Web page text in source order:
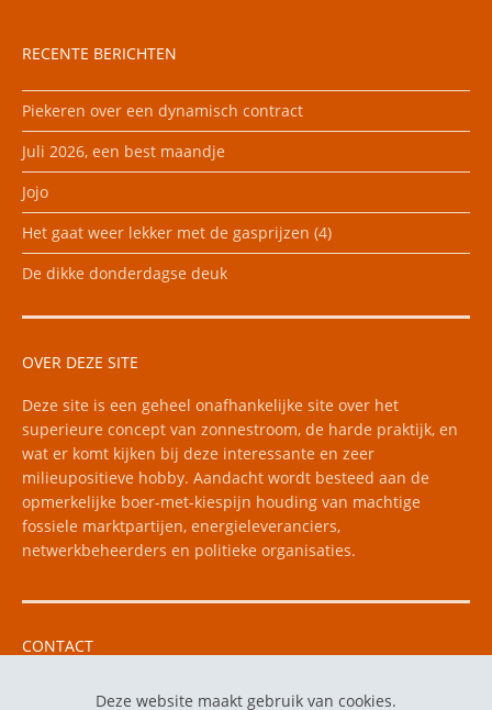
RECENTE BERICHTEN
Piekeren over een dynamisch contract
Juli 2026, een best maandje
Jojo
Het gaat weer lekker met de gasprijzen (4)
De dikke donderdagse deuk
OVER DEZE SITE
Deze site is een geheel onafhankelijke site over het
superieure concept van zonnestroom, de harde praktijk, en
wat er komt kijken bij deze interessante en zeer
milieupositieve hobby. Aandacht wordt besteed aan de
opmerkelijke boer-met-kiespijn houding van machtige
fossiele marktpartijen, energieleveranciers,
netwerkbeheerders en politieke organisaties.
CONTACT
Deze website maakt gebruik van cookies.